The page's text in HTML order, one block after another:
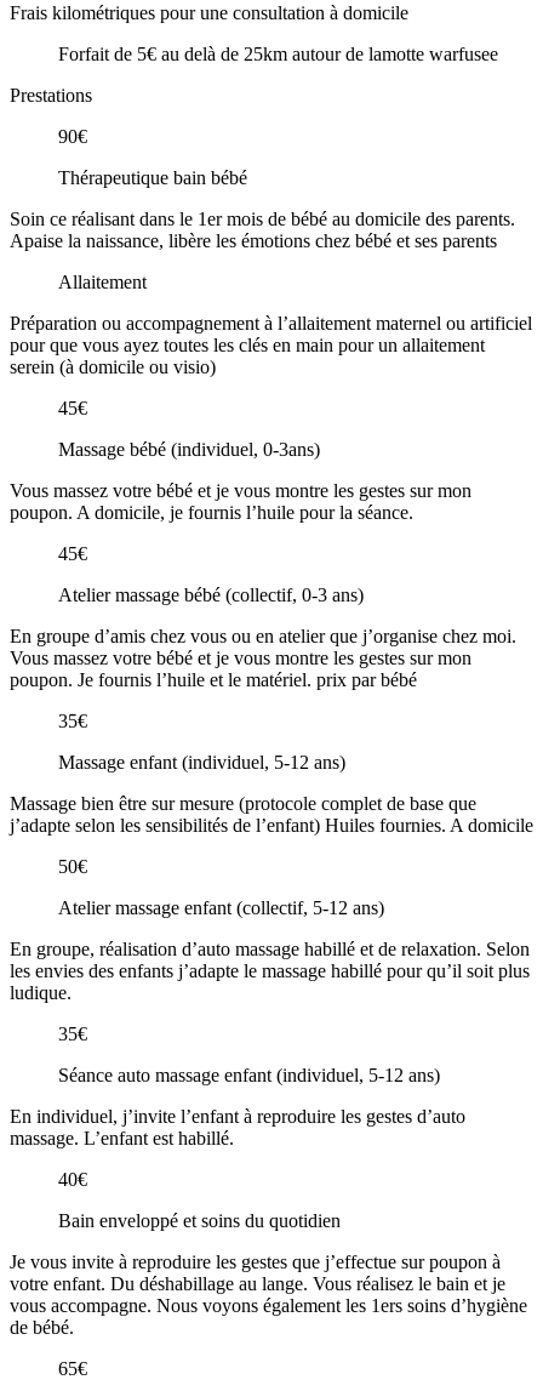
Frais kilométriques pour une consultation à domicile
Forfait de 5€ au delà de 25km autour de lamotte warfusee
Prestations
90€
Thérapeutique bain bébé
Soin ce réalisant dans le 1er mois de bébé au domicile des parents.
Apaise la naissance, libère les émotions chez bébé et ses parents
Allaitement
Préparation ou accompagnement à l’allaitement maternel ou artificiel
pour que vous ayez toutes les clés en main pour un allaitement
serein (à domicile ou visio)
45€
Massage bébé (individuel, 0-3ans)
Vous massez votre bébé et je vous montre les gestes sur mon
poupon. A domicile, je fournis l’huile pour la séance.
45€
Atelier massage bébé (collectif, 0-3 ans)
En groupe d’amis chez vous ou en atelier que j’organise chez moi.
Vous massez votre bébé et je vous montre les gestes sur mon
poupon. Je fournis l’huile et le matériel. prix par bébé
35€
Massage enfant (individuel, 5-12 ans)
Massage bien être sur mesure (protocole complet de base que
j’adapte selon les sensibilités de l’enfant) Huiles fournies. A domicile
50€
Atelier massage enfant (collectif, 5-12 ans)
En groupe, réalisation d’auto massage habillé et de relaxation. Selon
les envies des enfants j’adapte le massage habillé pour qu’il soit plus
ludique.
35€
Séance auto massage enfant (individuel, 5-12 ans)
En individuel, j’invite l’enfant à reproduire les gestes d’auto
massage. L’enfant est habillé.
40€
Bain enveloppé et soins du quotidien
Je vous invite à reproduire les gestes que j’effectue sur poupon à
votre enfant. Du déshabillage au lange. Vous réalisez le bain et je
vous accompagne. Nous voyons également les 1ers soins d’hygiène
de bébé.
65€